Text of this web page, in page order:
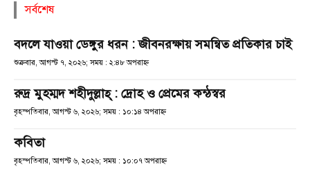
সর্বশেষ
বদলে যাওয়া ডেঙ্গুর ধরন : জীবনরক্ষায় সমন্বিত প্রতিকার চাই
শুক্রবার, আগস্ট ৭, ২০২৬; সময় : ২:৪৮ অপরাহ্ণ
রুদ্র মুহম্মদ শহীদুল্লাহ্ : দ্রোহ ও প্রেমের কন্ঠস্বর
বৃহস্পতিবার, আগস্ট ৬, ২০২৬; সময় : ১০:১৪ অপরাহ্ণ
কবিতা
বৃহস্পতিবার, আগস্ট ৬, ২০২৬; সময় : ১০:০৭ অপরাহ্ণ